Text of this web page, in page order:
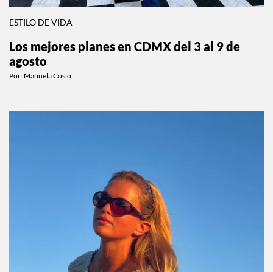
ESTILO DE VIDA
Los mejores planes en CDMX del 3 al 9 de
agosto
Por: Manuela Cosío